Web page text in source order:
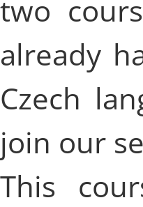
two
already
Czech
join our
This